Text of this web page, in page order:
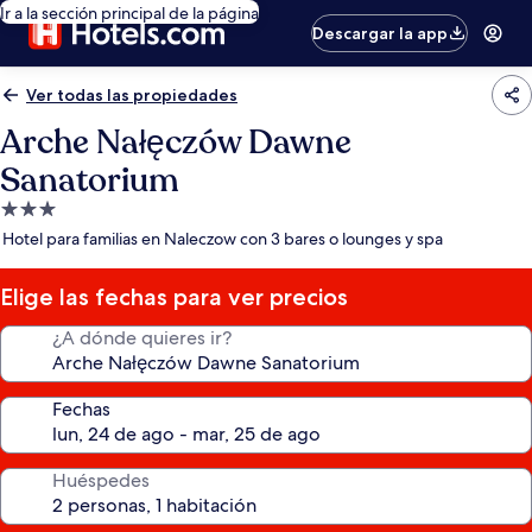
Ir a la sección principal de la página
Descargar la app
Ver todas las propiedades
Arche Nałęczów Dawne
Sanatorium
Propiedad
de
estrellas
Hotel para familias en Naleczow con 3 bares o lounges y spa
Elige las fechas para ver precios
¿A dónde quieres ir?
Fechas
Huéspedes